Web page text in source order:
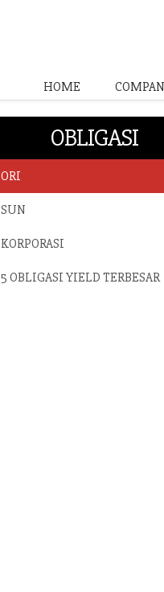
HOME
OBLIGASI
ORI
SUN
KORPORASI
5 OBLIGASI YIELD TERBESAR